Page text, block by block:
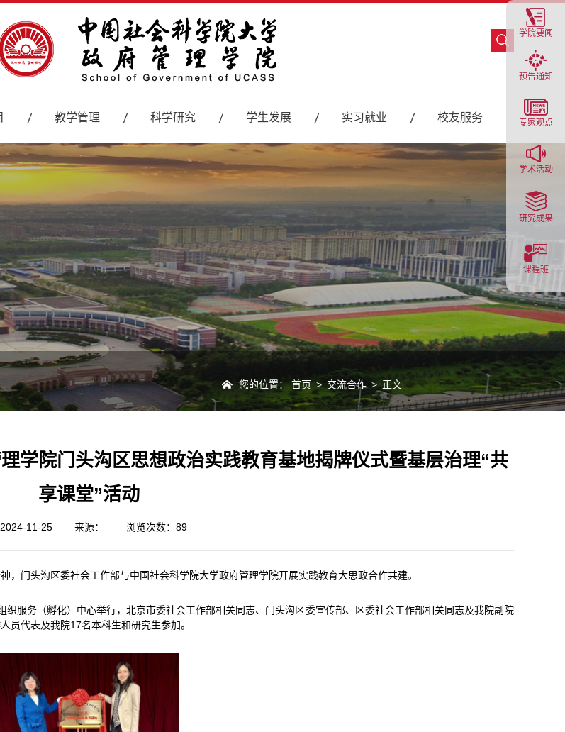
学院要闻
预告通知
专家观点
学术活动
研究成果
课程班
教学管理 科学研究 学生发展 实习就业 校友服务
您的位置： 首页 > 交流合作 > 正文
学院门头沟区思想政治实践教育基地揭牌仪式暨基层治理“共
享课堂”活动
11-25 来源： 浏览次数： 89
门头沟区委社会工作部与中国社会科学院大学政府管理学院开展实践教育大思政合作共建。
服务（孵化）中心举行，北京市委社会工作部相关同志、门头沟区委宣传部、区委社会工作部相关同志及我院副院
员代表及我院17名本科生和研究生参加。